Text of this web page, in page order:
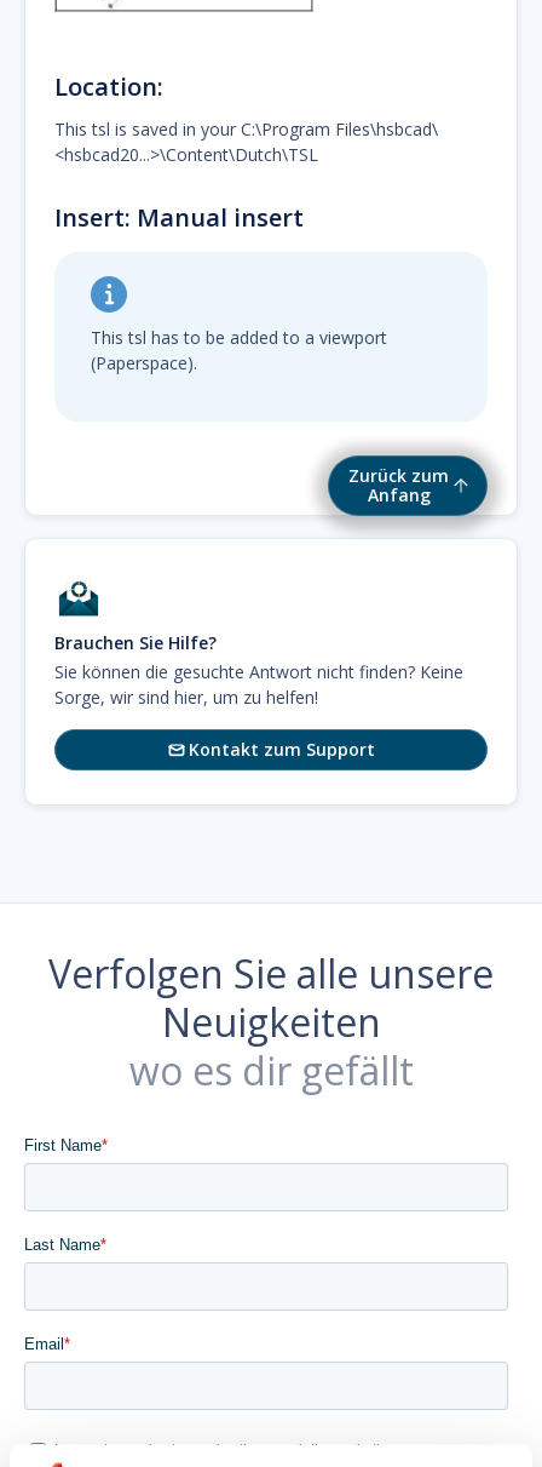
Zurück zum
Anfang
Location:
This tsl is saved in your C:\Program Files\hsbcad\
<hsbcad20...>\Content\Dutch\TSL
Insert: Manual insert
This tsl has to be added to a viewport
(Paperspace).
Brauchen Sie Hilfe?
Sie können die gesuchte Antwort nicht finden? Keine
Sorge, wir sind hier, um zu helfen!
Kontakt zum Support
Verfolgen Sie alle unsere
Neuigkeiten
wo es dir gefällt